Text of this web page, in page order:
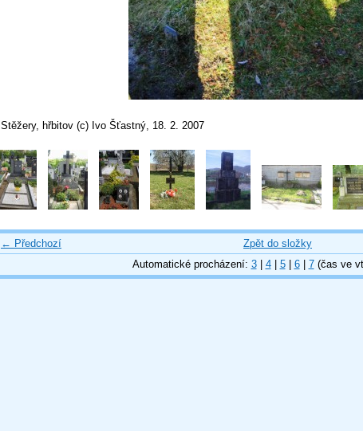
Stěžery, hřbitov (c) Ivo Šťastný, 18. 2. 2007
← Předchozí
Zpět do složky
Automatické procházení: 3| 4| 5| 6| 7(čas ve